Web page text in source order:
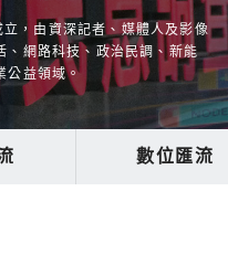
，由資深記者、媒體人及影像
、網路科技、政治民調、新能
公益領域。
數位匯流